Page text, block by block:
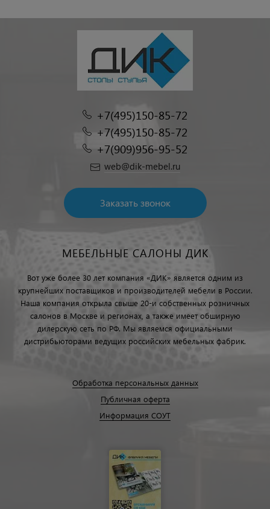
+7(495)150-85-72
+7(495)150-85-72
+7(909)956-95-52
web@dik-mebel.ru
Заказать звонок
МЕБЕЛЬНЫЕ САЛОНЫ ДИК
Вот уже более 30 лет компания «ДИК» является одним из
крупнейших поставщиков и производителей мебели в России.
Наша компания открыла свыше 20-и собственных розничных
салонов в Москве и регионах, а также имеет обширную
дилерскую сеть по РФ. Мы являемся официальными
дистрибьюторами ведущих российских мебельных фабрик.
Обработка персональных данных
Публичная оферта
Информация СОУТ